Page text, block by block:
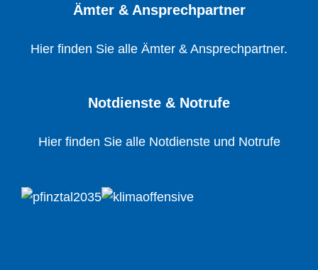
Ämter & Ansprechpartner
Hier finden Sie alle Ämter & Ansprechpartner.
Notdienste & Notrufe
Hier finden Sie alle Notdienste und Notrufe